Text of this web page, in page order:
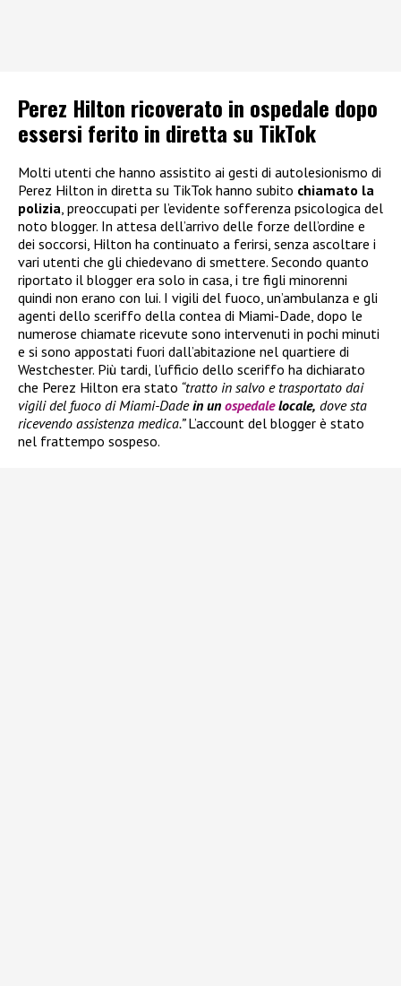
Perez Hilton ricoverato in ospedale dopo
essersi ferito in diretta su TikTok
Molti utenti che hanno assistito ai gesti di autolesionismo di
Perez Hilton in diretta su TikTok hanno subito chiamato la
polizia, preoccupati per l’evidente sofferenza psicologica del
noto blogger. In attesa dell’arrivo delle forze dell’ordine e
dei soccorsi, Hilton ha continuato a ferirsi, senza ascoltare i
vari utenti che gli chiedevano di smettere. Secondo quanto
riportato il blogger era solo in casa, i tre figli minorenni
quindi non erano con lui. I vigili del fuoco, un’ambulanza e gli
agenti dello sceriffo della contea di Miami-Dade, dopo le
numerose chiamate ricevute sono intervenuti in pochi minuti
e si sono appostati fuori dall’abitazione nel quartiere di
Westchester. Più tardi, l’ufficio dello sceriffo ha dichiarato
che Perez Hilton era stato “tratto in salvo e trasportato dai
vigili del fuoco di Miami-Dadein un ospedalelocale, dove sta
ricevendo assistenza medica.”L’account del blogger è stato
nel frattempo sospeso.